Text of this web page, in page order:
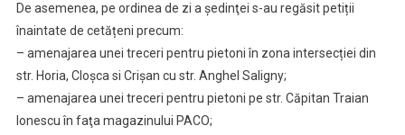
De asemenea, pe ordinea de zi a şedinţei s-au regăsit petiții
înaintate de cetățeni precum:
– amenajarea unei treceri pentru pietoni în zona intersecției din
str. Horia, Cloşca si Crişan cu str. Anghel Saligny;
– amenajarea unei treceri pentru pietoni pe str. Căpitan Traian
Ionescu în faţa magazinului PACO;